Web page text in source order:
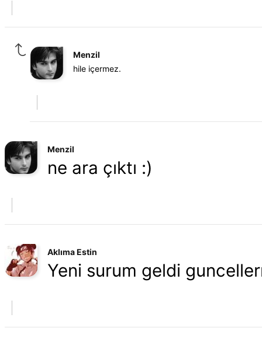
Menzil
hile içermez.
Menzil
ne ara çıktı :)
Aklıma Estin
Yeni surum geldi